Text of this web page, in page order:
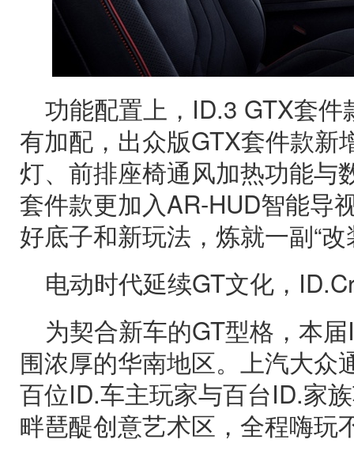
功能配置上，ID.3 GTX套
有加配，出众版GTX套件款新
灯、前排座椅通风加热功能与
套件款更加入AR-HUD智能导
好底子和新玩法，炼就一副“改
电动时代延续GT文化，
为契合新车的GT型格，本
围浓厚的华南地区。上汽大众
百位ID.车主玩家与百台ID.家
畔琶醍创意艺术区，全程嗨玩